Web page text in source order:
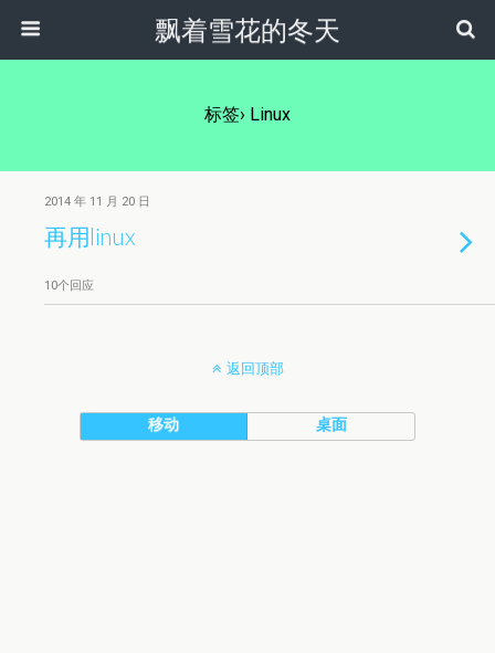
飘着雪花的冬天
标签› Linux
2014 年 11 月 20 日
再用linux
10个回应
返回顶部
移动 桌面